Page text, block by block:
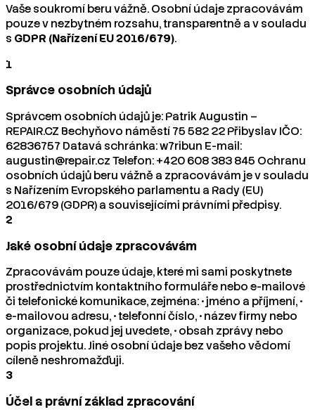
Vaše soukromí beru vážně. Osobní údaje zpracovávám
pouze v nezbytném rozsahu, transparentně a v souladu
s GDPR (Nařízení EU 2016/679).
1
Správce osobních údajů
Správcem osobních údajů je: Patrik Augustin –
REPAIR.CZ Bechyňovo náměstí 75 582 22 Přibyslav IČO:
62836757 Datavá schránka: w7ribun E-mail:
augustin@repair.cz Telefon: +420 608 383 845 Ochranu
osobních údajů beru vážně a zpracovávám je v souladu
s Nařízením Evropského parlamentu a Rady (EU)
2016/679 (GDPR) a souvisejícími právními předpisy.
2
Jaké osobní údaje zpracovávám
Zpracovávám pouze údaje, které mi sami poskytnete
prostřednictvím kontaktního formuláře nebo e-mailové
či telefonické komunikace, zejména: • jméno a příjmení, •
e-mailovou adresu, • telefonní číslo, • název firmy nebo
organizace, pokud jej uvedete, • obsah zprávy nebo
popis projektu. Jiné osobní údaje bez vašeho vědomí
cíleně neshromažďuji.
3
Účel a právní základ zpracování